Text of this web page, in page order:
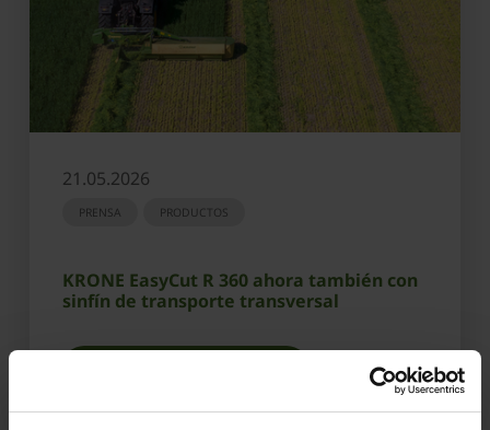
21.05.2026
PRENSA PRODUCTOS
KRONE EasyCut R 360 ahora también con
sinfín de transporte transversal